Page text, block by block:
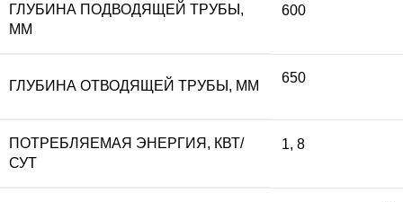
ГЛУБИНА ПОДВОДЯЩЕЙ ТРУБЫ,
ММ
600
ГЛУБИНА ОТВОДЯЩЕЙ ТРУБЫ, ММ
650
ПОТРЕБЛЯЕМАЯ ЭНЕРГИЯ, КВТ/
СУТ
1, 8